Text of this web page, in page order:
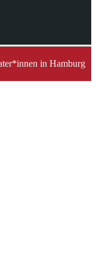
in Hamburg